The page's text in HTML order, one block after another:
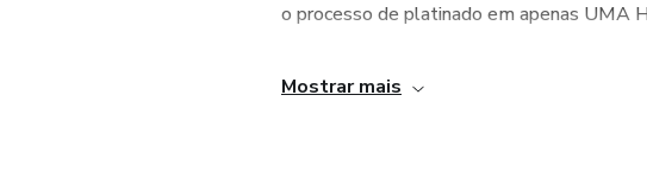
o processo de platinado em apenas UMA
Mostrar mais